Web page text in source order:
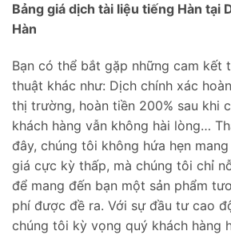
Bảng giá dịch tài liệu tiếng Hàn tại
Hàn
Bạn có thể bắt gặp những cam kết
thuật khác như: Dịch chính xác
thị trường, hoàn tiền 200% sau khi
khách hàng vẫn không hài lòng…
đây, chúng tôi không hứa hẹn
giá cực kỳ thấp, mà chúng tôi chỉ
để mang đến bạn một sản phẩm
phí được đề ra. Với sự đầu tư cao
chúng tôi kỳ vọng quý khách hàng